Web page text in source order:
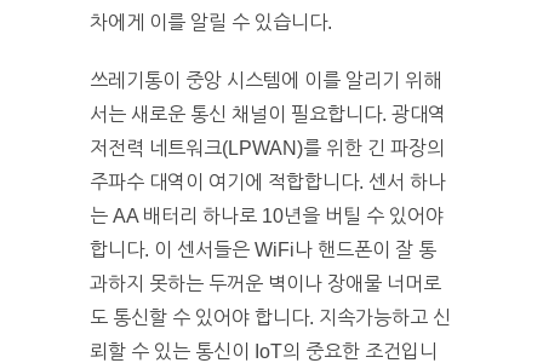
차에게 이를 알릴 수 있습니다.
쓰레기통이 중앙 시스템에 이를 알리기 위해
서는 새로운 통신 채널이 필요합니다. 광대역
저전력 네트워크(LPWAN)를 위한 긴 파장의
주파수 대역이 여기에 적합합니다. 센서 하나
는 AA 배터리 하나로 10년을 버틸 수 있어야
합니다. 이 센서들은 WiFi나 핸드폰이 잘 통
과하지 못하는 두꺼운 벽이나 장애물 너머로
도 통신할 수 있어야 합니다. 지속가능하고 신
뢰할 수 있는 통신이 IoT의 중요한 조건입니